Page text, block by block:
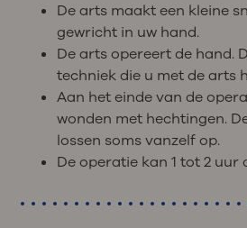
De arts maakt een kleine
gewricht in uw hand.
De arts opereert de hand.
techniek die u met de arts
Aan het einde van de
wonden met hechtingen.
lossen soms vanzelf op.
De operatie kan 1 tot 2 uur